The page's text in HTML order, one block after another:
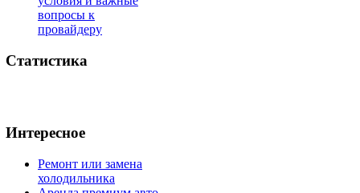
вопросы к
провайдеру
Статистика
Интересное
Ремонт или замена
холодильника